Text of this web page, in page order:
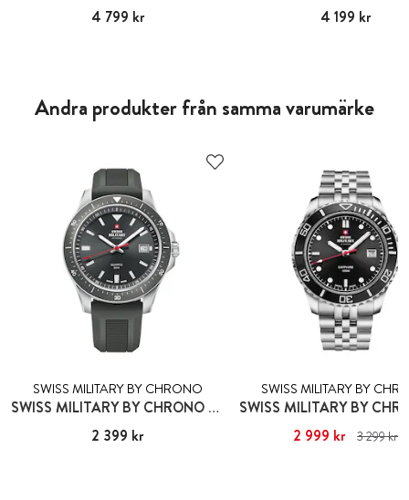
Pris:4 799 kr
4 799 kr Pris:4 199 kr
4 199 kr
Andra produkter från samma varumärke
SWISS MILITARY BY CHRONO
SWISS MILITARY BY CHRONO DAVOS
Pris :2 399 kr
2 399 kr
SWISS MILITARY BY
Nuvarande pris:2 999 kr
2 999 kr 3 299 kr